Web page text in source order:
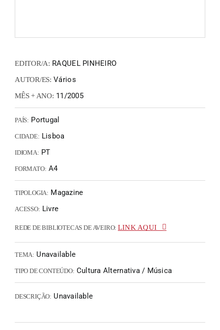
EDITOR/A: RAQUEL PINHEIRO
AUTOR/ES: Vários
MÊS + ANO: 11/2005
PAÍS: Portugal
CIDADE: Lisboa
IDIOMA: PT
FORMATO: A4
TIPOLOGIA: Magazine
ACESSO: Livre
REDE DE BIBLIOTECAS DE AVEIRO: LINK AQUI
TEMA: Unavailable
TIPO DE CONTEÚDO: Cultura Alternativa / Música
DESCRIÇÃO: Unavailable